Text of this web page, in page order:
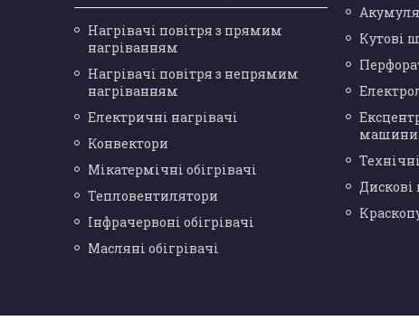
Нагрівачі повітря з прямим
нагріванням
Нагрівачі повітря з непрямим
нагріванням
Електричні нагрівачі
Конвектори
Мікатермічні обігрівачі
Тепловентилятори
Інфрачервоні обігрівачі
Масляні обігрівачі
Кутові
машини